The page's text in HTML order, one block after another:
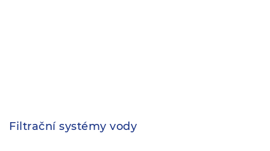
Filtrační systémy vody